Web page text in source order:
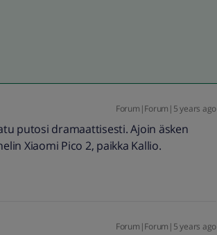
Forum|Forum|5 years ago
putosi dramaattisesti. Ajoin äsken
Xiaomi Pico 2, paikka Kallio.
Forum|Forum|5 years ago